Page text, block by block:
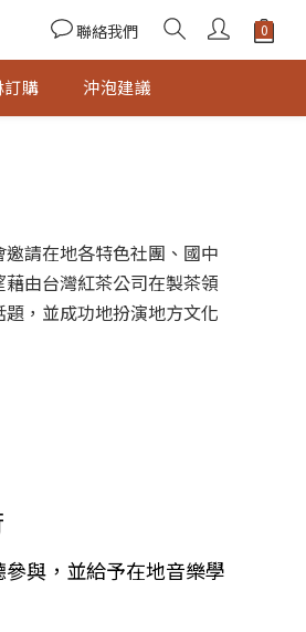
聯絡我們
訂購 沖泡建議
請在地各特色社團、國中
由台灣紅茶公司在製茶領
，並成功地扮演地方文化
與，並給予在地音樂學